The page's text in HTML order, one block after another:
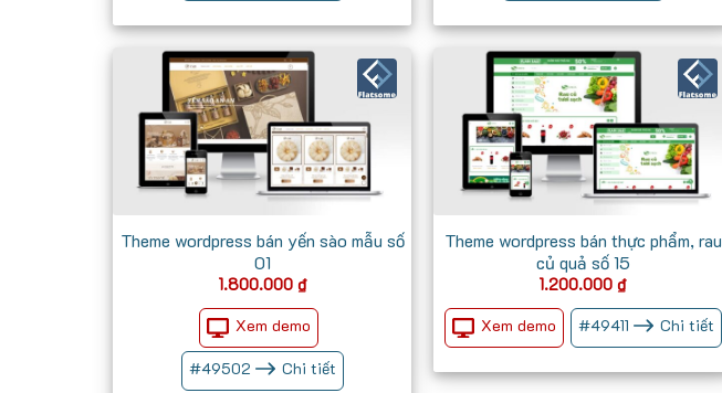
Theme wordpress bán yến sào mẫu số
01
1.800.000 ₫
Xem demo
#49502 Chi tiết
Theme wordpress bán thực phẩm, rau
củ quả số 15
1.200.000 ₫
Xem demo
#49411 Chi tiết